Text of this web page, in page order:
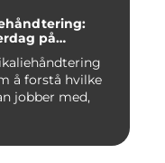
på
å forstå hvilke
jobber med,